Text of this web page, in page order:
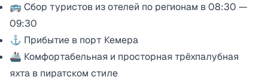
🚌 Сбор туристов из отелей по регионам в 08:30 —
09:30
⚓ Прибытие в порт Кемера
🚢 Комфортабельная и просторная трёхпалубная
яхта в пиратском стиле